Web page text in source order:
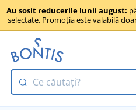
Au sosit reducerile lunii august:
selectate. Promoția este valabilă